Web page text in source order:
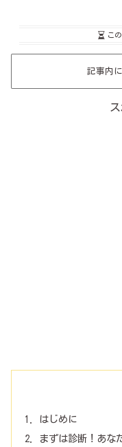
こ
記事内
はじめに
まずは診断！あな